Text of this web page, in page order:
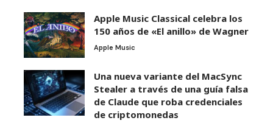
Apple Music Classical celebra los
150 años de «El anillo» de Wagner
Apple Music
Una nueva variante del MacSync
Stealer a través de una guía falsa
de Claude que roba credenciales
de criptomonedas